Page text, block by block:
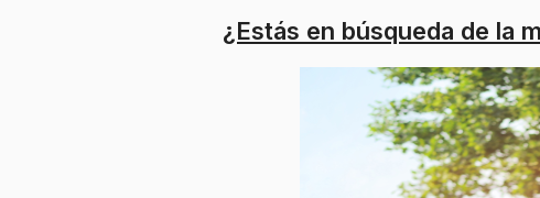
¿Estás en búsqueda de la